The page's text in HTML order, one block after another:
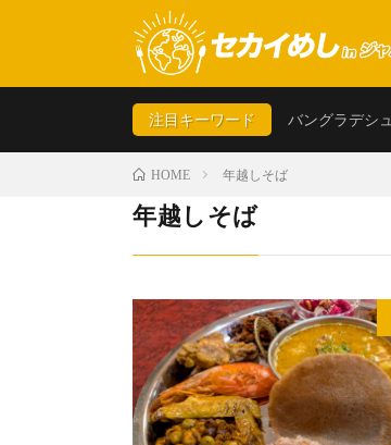
注目キーワード バングラデシュ
HOME 年越しそば
年越しそば